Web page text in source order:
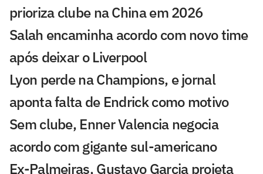
prioriza clube na China em 2026
Salah encaminha acordo com novo time
após deixar o Liverpool
Lyon perde na Champions, e jornal
aponta falta de Endrick como motivo
Sem clube, Enner Valencia negocia
acordo com gigante sul-americano
Ex-Palmeiras, Gustavo Garcia projeta